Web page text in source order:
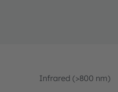
Infrared (>800 nm)